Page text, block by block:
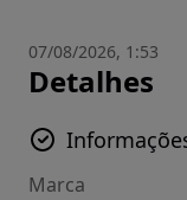
07/08/2026, 1:53
Detalhes
Marca